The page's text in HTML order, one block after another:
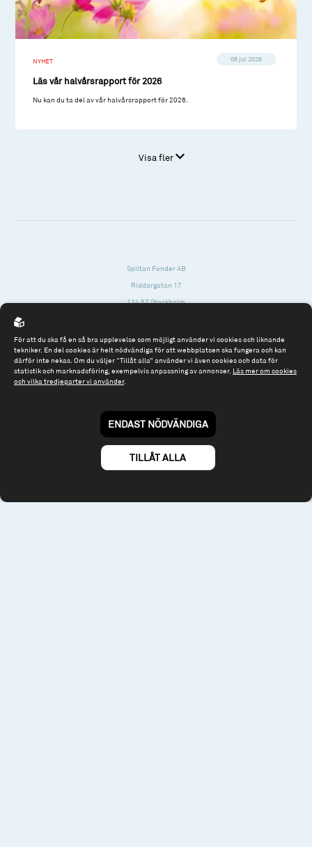
NYHET 08 jul 2026
Läs vår halvårsrapport för 2026
Nu kan du ta del av vår halvårsrapport för 2026.
Visa fler
Spiltan Fonder AB
Riddargatan 17
114 57 Stockholm
Tel: 08 - 545 813 40
Till spiltan.se
© 2026 - Spiltan Fonder AB
By Sphinxly
För att du ska få en så bra upplevelse som möjligt använder vi cookies och liknande
tekniker. En del cookies är helt nödvändiga för att webbplatsen ska fungera och kan
därför inte nekas. Om du väljer “Tillåt alla” använder vi även cookies och data för
statistik och marknadsföring, exempelvis anpassning av annonser. Läs mer om cookies
och vilka tredjeparter vi använder.
ENDAST NÖDVÄNDIGA
TILLÅT ALLA